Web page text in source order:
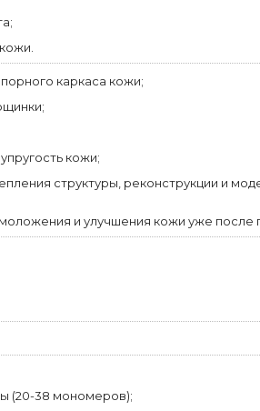
каркаса кожи;
кожи;
структуры, реконструкции и
и улучшения кожи уже после
(20-38 мономеров);